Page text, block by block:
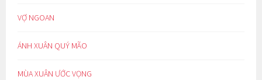
VỢ NGOAN
ÁNH XUÂN QUÝ MÃO
MÙA XUÂN ƯỚC VỌNG